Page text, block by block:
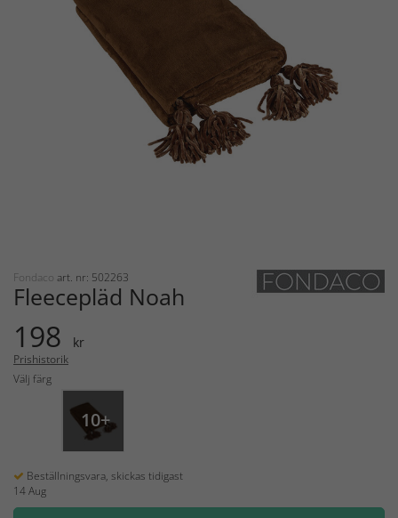
Fondaco art. nr: 502263
Fleecepläd Noah
198 kr
Prishistorik
Välj färg
10+
Beställningsvara, skickas tidigast
14 Aug